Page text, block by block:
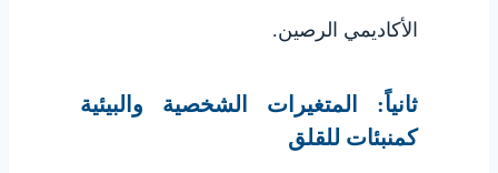
الأكاديمي الرصين.
ثانياً: المتغيرات الشخصية والبيئية
كمنبئات للقلق